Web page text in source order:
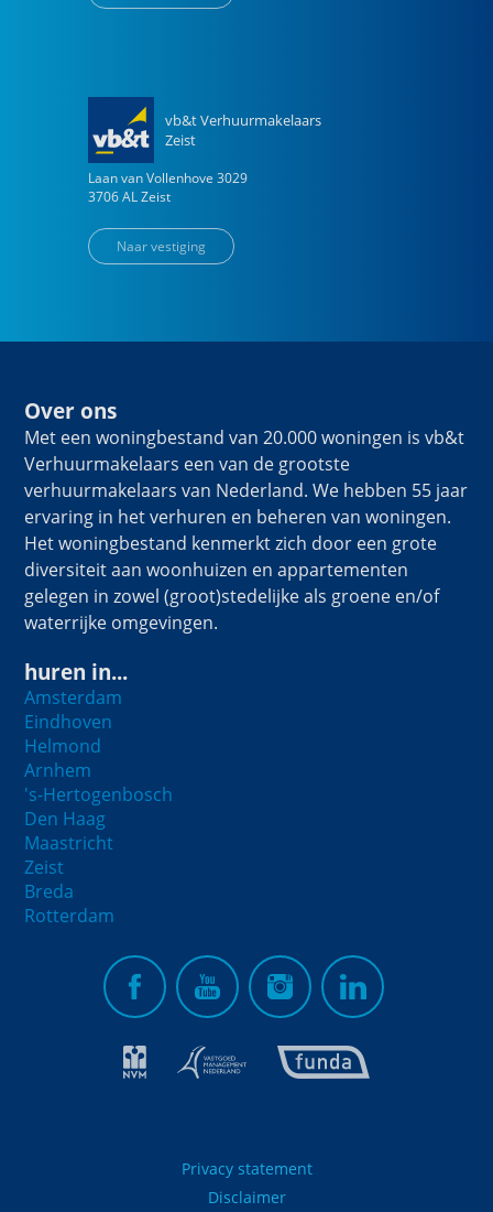
vb&t Verhuurmakelaars
Zeist
Laan van Vollenhove 3029
3706 AL Zeist
Naar vestiging
Over ons
Met een woningbestand van 20.000 woningen is vb&t
Verhuurmakelaars een van de grootste
verhuurmakelaars van Nederland. We hebben 55 jaar
ervaring in het verhuren en beheren van woningen.
Het woningbestand kenmerkt zich door een grote
diversiteit aan woonhuizen en appartementen
gelegen in zowel (groot)stedelijke als groene en/of
waterrijke omgevingen.
huren in...
Amsterdam
Eindhoven
Helmond
Arnhem
's-Hertogenbosch
Den Haag
Maastricht
Zeist
Breda
Rotterdam
Privacy statement
Disclaimer